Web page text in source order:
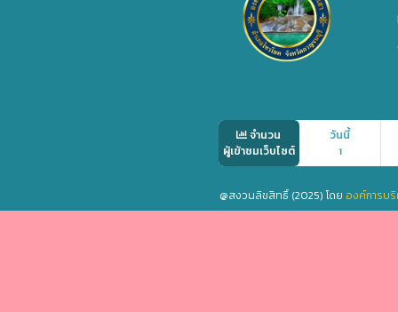
จำนวน
ผู้เข้าชมเว็บไซต์
วันนี้
1
@สงวนลิขสิทธิ์ (2025) โดย องค์การบ